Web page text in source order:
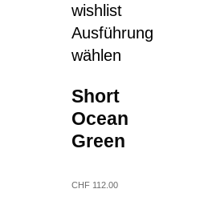
wishlist
Ausführung
wählen
Short
Ocean
Green
CHF 112.00